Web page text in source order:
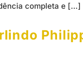
completa e […]